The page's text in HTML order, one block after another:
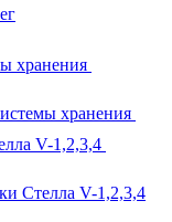
хранения
хранения
V-1,2,3,4
Стелла V-1,2,3,4